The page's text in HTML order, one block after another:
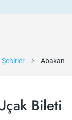
Şehirler Abakan
Bileti